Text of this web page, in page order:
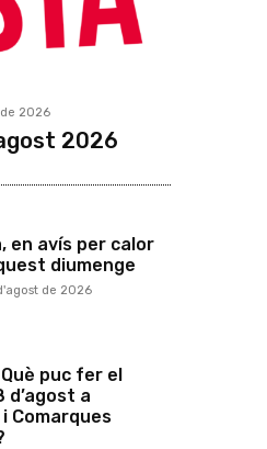
2026
2026
en avís per calor
diumenge
de 2026
Què puc fer el
d’agost a
i Comarques